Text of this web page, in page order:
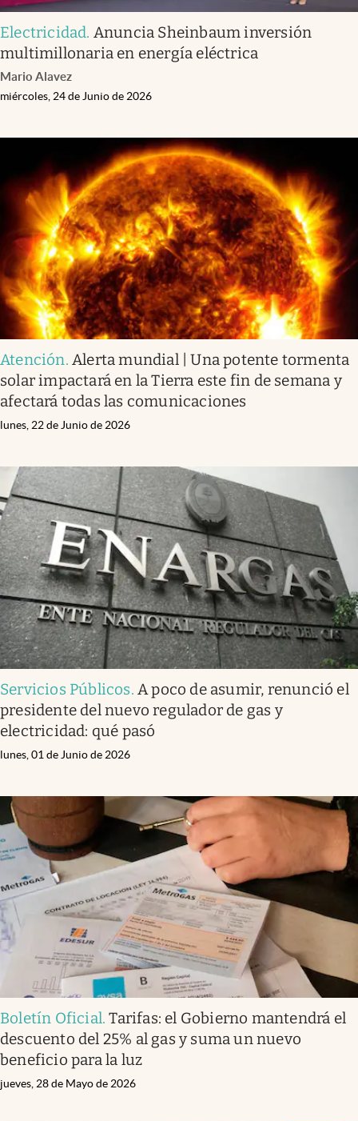
Electricidad. Anuncia Sheinbaum inversión
multimillonaria en energía eléctrica
Mario Alavez
miércoles, 24 de Junio de 2026
Atención.Alerta mundial | Una potente tormenta
solar impactará en la Tierra este fin de semana y
afectará todas las comunicaciones
lunes, 22 de Junio de 2026
Servicios Públicos.A poco de asumir, renunció el
presidente del nuevo regulador de gas y
electricidad: qué pasó
lunes, 01 de Junio de 2026
Boletín Oficial.Tarifas: el Gobierno mantendrá el
descuento del 25% al gas y suma un nuevo
beneficio para la luz
jueves, 28 de Mayo de 2026